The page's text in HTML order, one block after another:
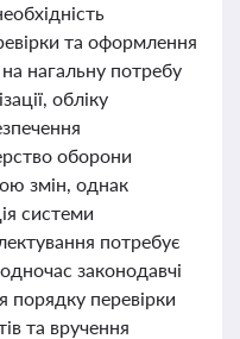
та оформлення
нагальну потребу
обліку
оборони
змін, однак
системи
потребує
законодавчі
порядку перевірки
та вручення